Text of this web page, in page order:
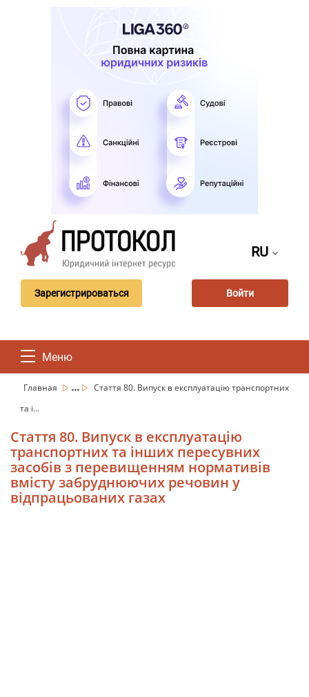
RU
Зарегистрироваться Войти
Меню
Главная ...
Стаття 80. Випуск в експлуатацію транспортних
та і...
Стаття 80. Випуск в експлуатацію
транспортних та інших пересувних
засобів з перевищенням нормативів
вмісту забруднюючих речовин у
відпрацьованих газах